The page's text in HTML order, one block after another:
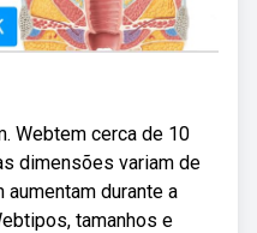
Webtem cerca de 10
dimensões variam de
aumentam durante a
tamanhos e